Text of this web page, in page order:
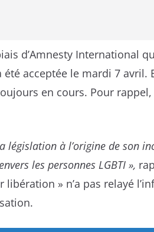
d’Amnesty International
acceptée le mardi 7 avril.
en cours. Pour rappel,
législation à l’origine de son
les personnes LGBTI »,
» n’a pas relayé